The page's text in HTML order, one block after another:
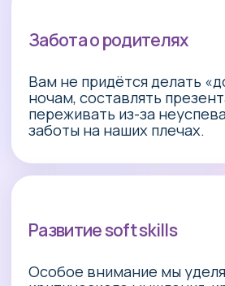
но
с другим качеством
знаний
Программа составлена с учетом
рекомендаций ФГОС. Ребёнок получает
все знания, соответствующие возрасту.
Ребята привыкают к школьному режиму